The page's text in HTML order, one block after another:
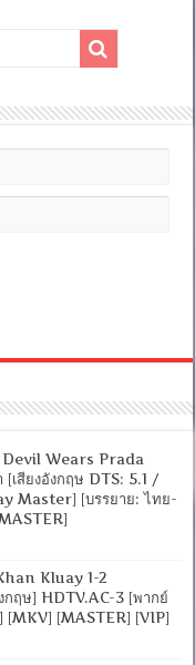
Wears Prada
เสียงอังกฤษ DTS: 5.1 /
Master] [บรรยาย: ไทย-
Kluay 1-2
กฤษ] HDTV.AC-3 [พากย์
[MKV] [MASTER] [VIP]